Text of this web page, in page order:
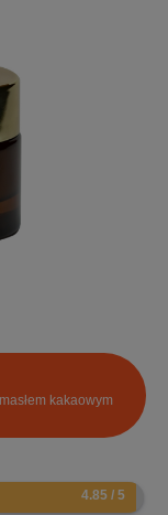
kakaowym